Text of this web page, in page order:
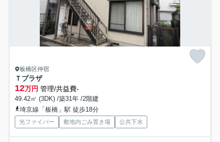
板橋区仲宿
Ｔプラザ
12万円 管理/共益費-
49.42㎡ (3DK) /築31年 /2階建
埼京線「板橋」駅 徒歩18分
光ファイバー 敷地内ごみ置き場 公共下水